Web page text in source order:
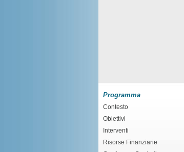
Programma
Contesto
Obiettivi
Interventi
Risorse Finanziarie